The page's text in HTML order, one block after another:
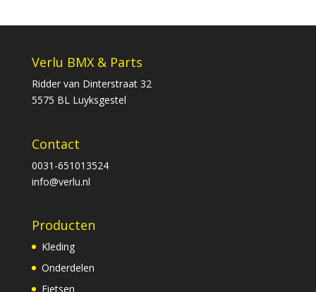
Verlu BMX & Parts
Ridder van Dinterstraat 32
5575 BL Luyksgestel
Contact
0031-651013524
info@verlu.nl
Producten
Kleding
Onderdelen
Fietsen